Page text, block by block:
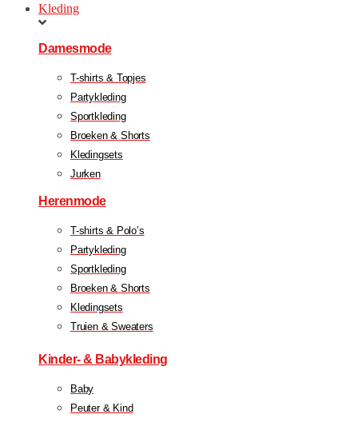
Kleding
Damesmode
T-shirts & Topjes
Partykleding
Sportkleding
Broeken & Shorts
Kledingsets
Jurken
Herenmode
T-shirts & Polo’s
Partykleding
Sportkleding
Broeken & Shorts
Kledingsets
Truien & Sweaters
Kinder- & Babykleding
Baby
Peuter & Kind